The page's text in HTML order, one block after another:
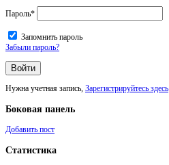
Пароль*
Запомнить пароль
Забыли пароль?
Нужна учетная запись, Зарегистрируйтесь здесь
Боковая панель
Добавить пост
Статистика